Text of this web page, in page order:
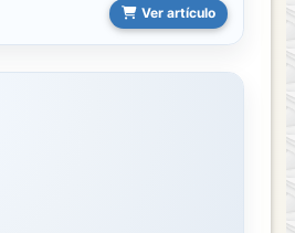
Ver artículo